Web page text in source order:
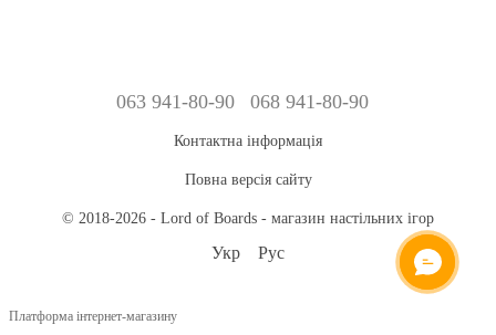
063 941-80-90 068 941-80-90
Контактна інформація
Повна версія сайту
© 2018-2026 - Lord of Boards - магазин настільних ігор
Укр Рус
Платформа інтернет-магазину